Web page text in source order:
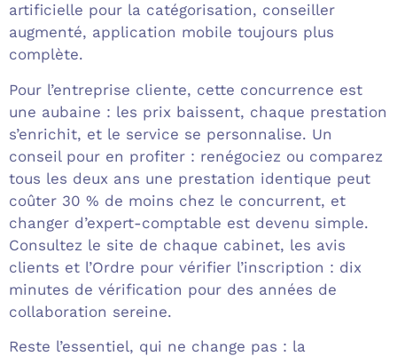
artificielle pour la catégorisation, conseiller
augmenté, application mobile toujours plus
complète.
Pour l’entreprise cliente, cette concurrence est
une aubaine : les prix baissent, chaque prestation
s’enrichit, et le service se personnalise. Un
conseil pour en profiter : renégociez ou comparez
tous les deux ans une prestation identique peut
coûter 30 % de moins chez le concurrent, et
changer d’expert-comptable est devenu simple.
Consultez le site de chaque cabinet, les avis
clients et l’Ordre pour vérifier l’inscription : dix
minutes de vérification pour des années de
collaboration sereine.
Reste l’essentiel, qui ne change pas : la